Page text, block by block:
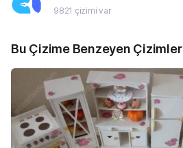
9821 çizimi var
Bu Çizime Benzeyen Çizimler